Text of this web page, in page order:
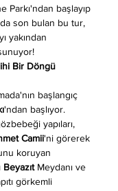
Parkı'ndan başlayıp
son bulan bu tur,
yakından
Bir Döngü
başlangıç
'ndan başlıyor.
yapıları,
Camii'ni görerek
koruyan
Beyazıt Meydanı ve
görkemli